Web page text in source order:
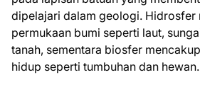
dipelajari dalam geologi. Hidrosfer
permukaan bumi seperti laut,
tanah, sementara biosfer
hidup seperti tumbuhan dan hewan.